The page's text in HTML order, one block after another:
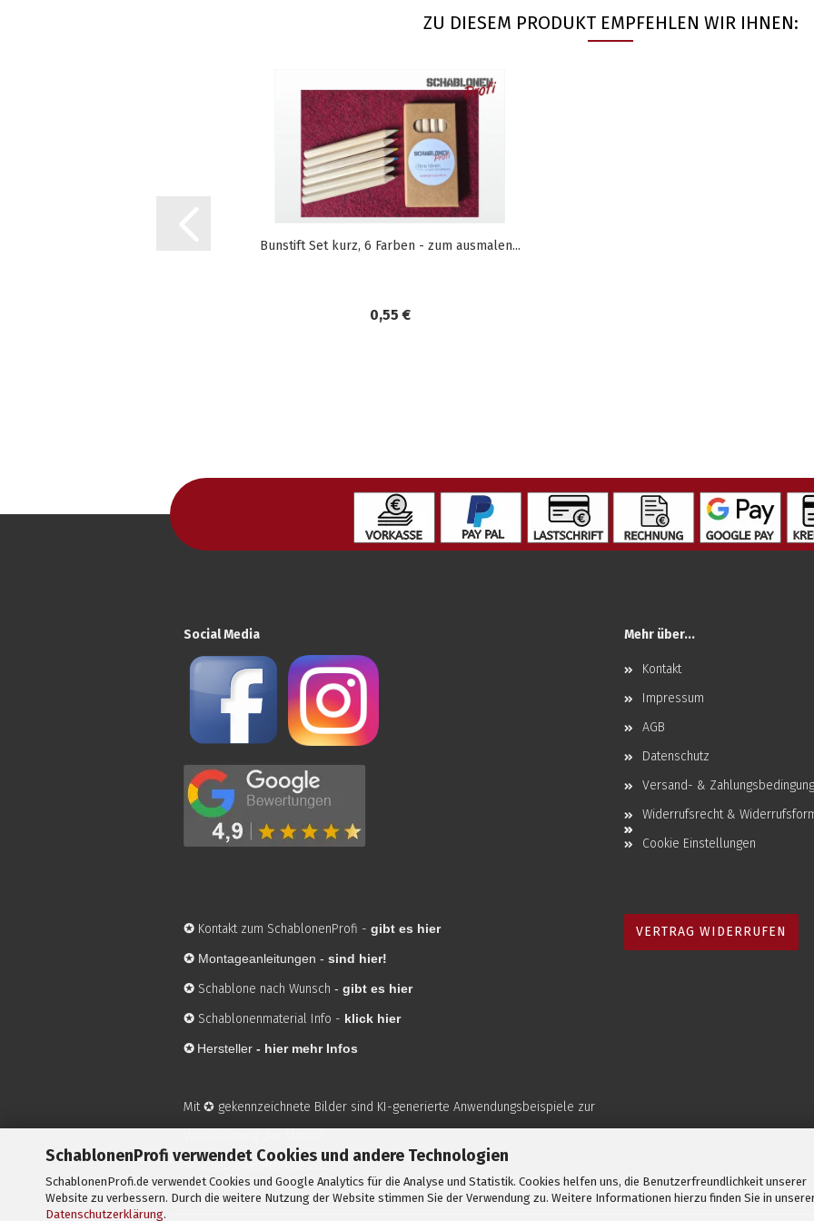
SchablonenProfi verwendet Cookies und andere Technologien
SchablonenProfi.de verwendet Cookies und Google Analytics für die Analyse und Statistik. Cookies helfen uns, die Benutzerfreundlichkeit unserer
Website zu verbessern. Durch die weitere Nutzung der Website stimmen Sie der Verwendung zu. Weitere Informationen hierzu finden Sie in
Datenschutzerklärung.
ZU DIESEM PRODUKT EMPFEHLEN WIR IHNEN:
Bunstift Set kurz, 6 Farben - zum ausmalen...
0,55 €
Social Media Mehr über...
Kontakt
Impressum
AGB
Datenschutz
Versand- &
Widerrufsrecht &
Cookie Einstellungen
✪ Kontakt zum SchablonenProfi - gibt es hier
✪ Montageanleitungen - sind hier!
✪ Schablone nach Wunsch - gibt es hier
✪ Schablonenmaterial Info - klick hier
✪ Hersteller - hier mehr Infos
Mit ✪ gekennzeichnete Bilder sind KI-generierte Anwendungsbeispiele zur
© SchablonenProfi.de2026
VERTRAG WIDERRUFEN